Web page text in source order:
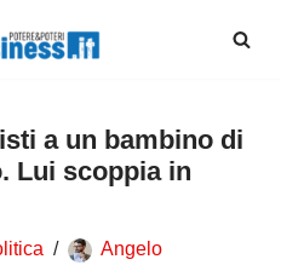
a un bambino di
Lui scoppia in
Angelo